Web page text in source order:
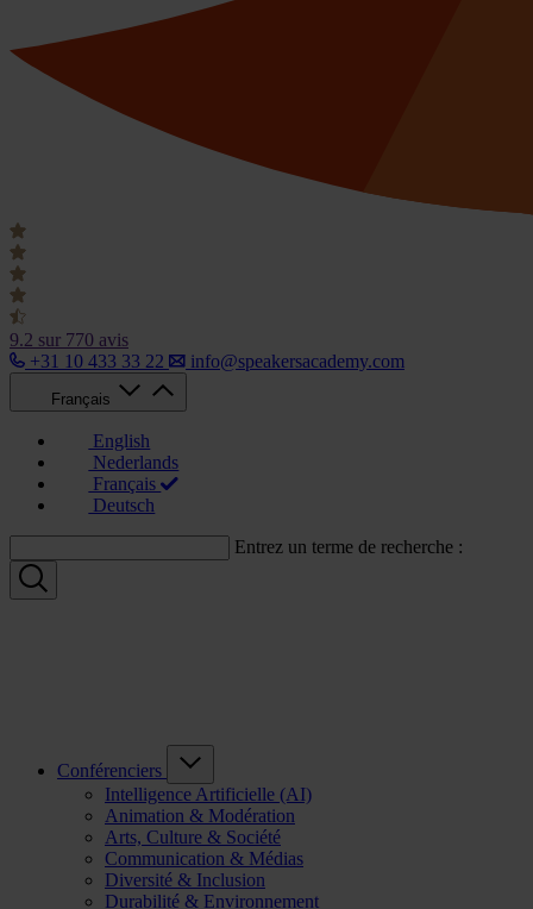
9.2 sur 770 avis
+31 10 433 33 22
info@speakersacademy.com
Français
English
Nederlands
Français
Deutsch
Entrez un terme de recherche :
Conférenciers
Intelligence Artificielle (AI)
Animation & Modération
Arts, Culture & Société
Communication & Médias
Diversité & Inclusion
Durabilité & Environnement